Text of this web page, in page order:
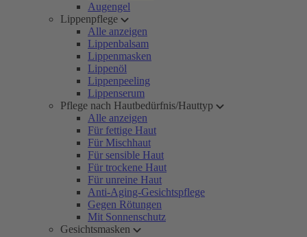
Augengel
Lippenpflege
Alle anzeigen
Lippenbalsam
Lippenmasken
Lippenöl
Lippenpeeling
Lippenserum
Pflege nach Hautbedürfnis/Hauttyp
Alle anzeigen
Für fettige Haut
Für Mischhaut
Für sensible Haut
Für trockene Haut
Für unreine Haut
Anti-Aging-Gesichtspflege
Gegen Rötungen
Mit Sonnenschutz
Gesichtsmasken